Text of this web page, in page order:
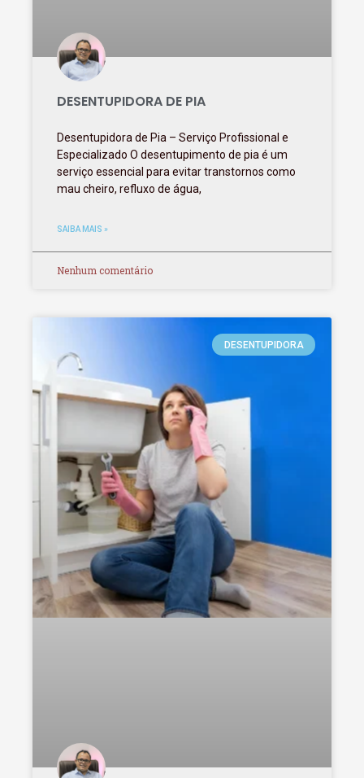
DESENTUPIDORA DE PIA
Desentupidora de Pia – Serviço Profissional e
Especializado O desentupimento de pia é um
serviço essencial para evitar transtornos como
mau cheiro, refluxo de água,
SAIBA MAIS »
Nenhum comentário
DESENTUPIDORA